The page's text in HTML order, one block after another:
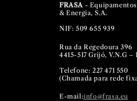
FRASA -
& Energia, S.A.
NIF: 509 655 939
Rua da Regedoura 396
4415-517 Grijó, V.N.G –
Telefone: 227 471 550
(Chamada para rede
E-mail:info@frasa.eu